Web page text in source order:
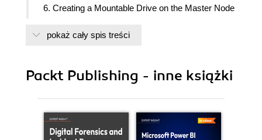
6. Creating a Mountable Drive on the Master Node
8. Testing the Super Cluster
11. Real-World Engineering Application
pokaż cały spis treści
Packt Publishing - inne książki